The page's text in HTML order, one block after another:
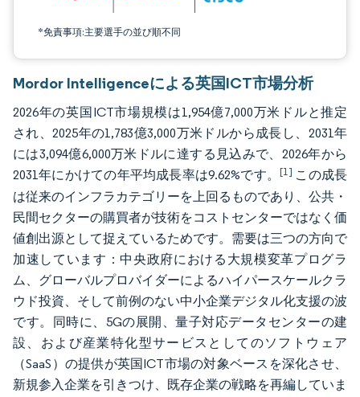
*免責事項:主要選手の並び順不同
Mordor Intelligenceによる英国ICT市場分析
2026年の英国ICT市場規模は1,954億7,000万米ドルと推定
され、2025年の1,783億3,000万米ドルから成長し、2031年
には3,094億6,000万米ドルに達する見込みで、2026年から
2031年にかけての年平均成長率は9.62%です。[1] この成長
は従来のインフラカテゴリーを上回るものであり、公共・
民間セクターの購買者が技術をコストセンターではなく価
値創出源として捉えているためです。需要は三つの方向で
加速しています：中央政府における大規模変革プログラ
ム、グローバルプロバイダーによるハイパースケールクラ
ウド投資、そして前例のない中小企業デジタル化支援の波
です。同時に、5Gの展開、量子対応データセンターの建
設、および産業特化型サービスとしてのソフトウェア
（SaaS）の提供が英国ICT市場の対象ベースを深化させ、
新規参入企業を引きつけ、既存企業の戦略を再編していま